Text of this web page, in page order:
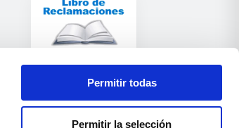
Permitir todas
Permitir la selección